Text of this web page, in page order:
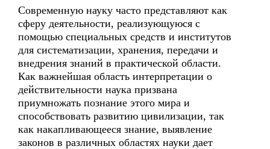
Современную науку часто представляют как
сферу деятельности, реализующуюся с
помощью специальных средств и институтов
для систематизации, хранения, передачи и
внедрения знаний в практической области.
Как важнейшая область интерпретации о
действительности наука призвана
приумножать познание этого мира и
способствовать развитию цивилизации, так
как накапливающееся знание, выявление
законов в различных областях науки дает